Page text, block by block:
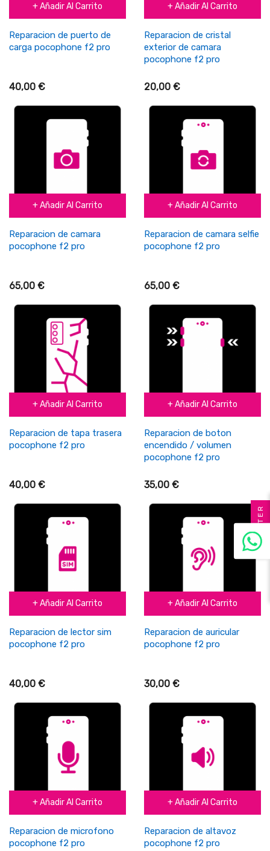
+ Añadir Al Carrito
Reparacion de puerto de
carga pocophone f2 pro
40,00 €
+ Añadir Al Carrito
Reparacion de cristal
exterior de camara
pocophone f2 pro
20,00 €
+ Añadir Al Carrito
Reparacion de camara
pocophone f2 pro
65,00 €
+ Añadir Al Carrito
Reparacion de camara selfie
pocophone f2 pro
65,00 €
+ Añadir Al Carrito
Reparacion de tapa trasera
pocophone f2 pro
40,00 €
+ Añadir Al Carrito
Reparacion de boton
encendido / volumen
pocophone f2 pro
35,00 €
+ Añadir Al Carrito
Reparacion de lector sim
pocophone f2 pro
40,00 €
+ Añadir Al Carrito
Reparacion de auricular
pocophone f2 pro
30,00 €
+ Añadir Al Carrito
Reparacion de microfono
pocophone f2 pro
+ Añadir Al Carrito
Reparacion de altavoz
pocophone f2 pro
FILTER